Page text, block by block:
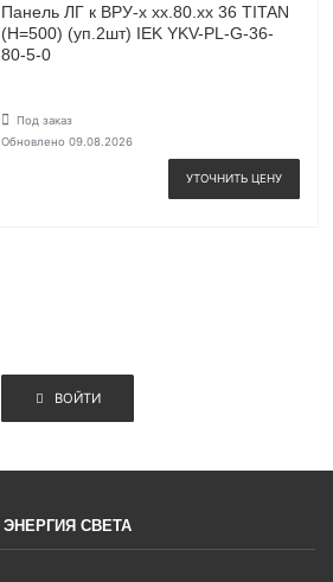
Панель ЛГ к ВРУ-х хх.80.хх 36 TITAN
(H=500) (уп.2шт) IEK YKV-PL-G-36-
80-5-0
Под заказ
Обновлено 09.08.2026
УТОЧНИТЬ ЦЕНУ
ВОЙТИ
ЭНЕРГИЯ СВЕТА